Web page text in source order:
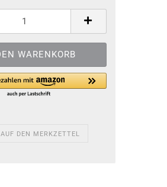
AUF DEN MERKZETTEL